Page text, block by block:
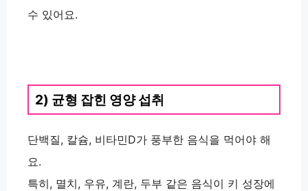
수 있어요.
2) 균형 잡힌 영양 섭취
단백질, 칼슘, 비타민D가 풍부한 음식을 먹어야 해
요.
특히, 멸치, 우유, 계란, 두부 같은 음식이 키 성장에